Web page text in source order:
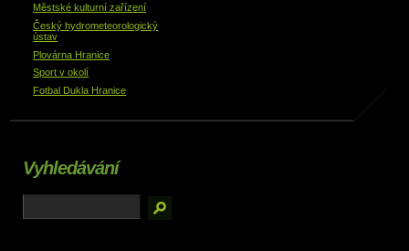
Městské kulturní zařízení
Český hydrometeorologický
ústav
Plovárna Hranice
Sport v okolí
Fotbal Dukla Hranice
Vyhledávání